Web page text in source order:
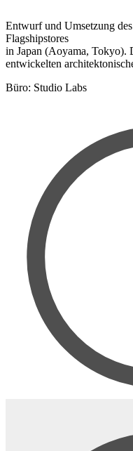
Entwurf und Umsetzung
Flagshipstores
in Japan (Aoyama, Tokyo).
entwickelten
Büro: Studio Labs